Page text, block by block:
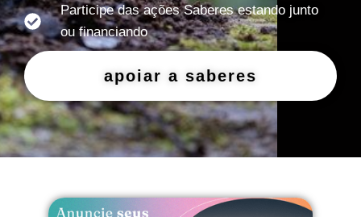
Participe das ações Saberes estando junto
ou financiando
apoiar a saberes